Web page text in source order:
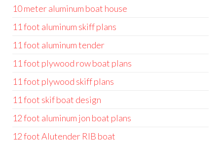
10 meter aluminum boat house
11 foot aluminum skiff plans
11 foot aluminum tender
11 foot plywood row boat plans
11 foot plywood skiff plans
11 foot skif boat design
12 foot aluminum jon boat plans
12 foot Alutender RIB boat